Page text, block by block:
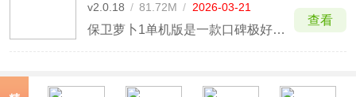
v2.0.18 / 81.72M / 2026-03-21
保卫萝卜1单机版是一款口碑极好的有着超萌卡通风格的单机塔防手游。该游戏凭借着优秀的原画设计，灵动的场景设计和可爱的卡通风格，第一眼就吸引了无数的玩家。目前保卫萝卜也是发展成了一个著名的游戏ip，并衍生出一至四代等多个版本，但要说最经典的一个，那莫过于是保卫萝卜1了，它不仅支
查看